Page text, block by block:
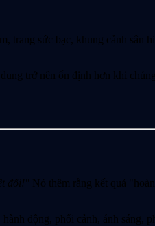
trang sức bạc, khung cảnh sân
trở nên ổn định hơn khi
đối!" Nó thêm rằng kết quả
động, phối cảnh, ánh sáng,